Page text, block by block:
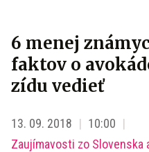
6 menej
faktov o
zídu vedieť
13. 09. 2018
10:00
Zaujímavosti zo Slovenska